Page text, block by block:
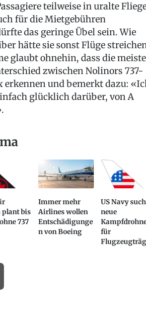
teilweise in uralte
für die Mietgebühren
das geringe Übel sein. Wie
hätte sie sonst Flüge
glaubt ohnehin, dass die
zwischen Nolinors 737-
erkennen und bemerkt dazu:
glücklich darüber, von A
plant bis
737
Immer mehr
Airlines wollen
Entschädigunge
n von Boeing
US Navy
neue
für